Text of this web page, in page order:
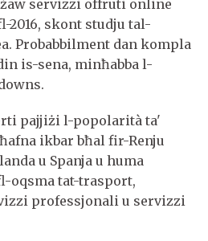
servizzi offruti online
2016, skont studju tal-
Probabbilment dan kompla
is-sena, minħabba l-
pajjiżi l-popolarità ta'
ikbar bħal fir-Renju
u Spanja u huma
oqsma tat-trasport,
professjonali u servizzi